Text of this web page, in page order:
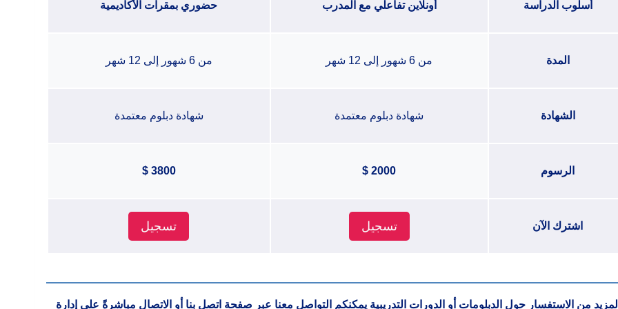
أسلوب الدراسة أونلاين تفاعلي مع المدرب حضوري بمقرات الأكاديمية
المدة من 6 شهور إلى 12 شهر من 6 شهور إلى 12 شهر
الشهادة شهادة دبلوم معتمدة شهادة دبلوم معتمدة
الرسوم 2000 $
3800 $
اشترك الآن تسجيل تسجيل
لمزيد من الاستفسار حول الدبلومات أو الدورات التدريبية يمكنكم التواصل معنا عبر صفحة اتصل بنا أو الاتصال مباشرةً على إدارة